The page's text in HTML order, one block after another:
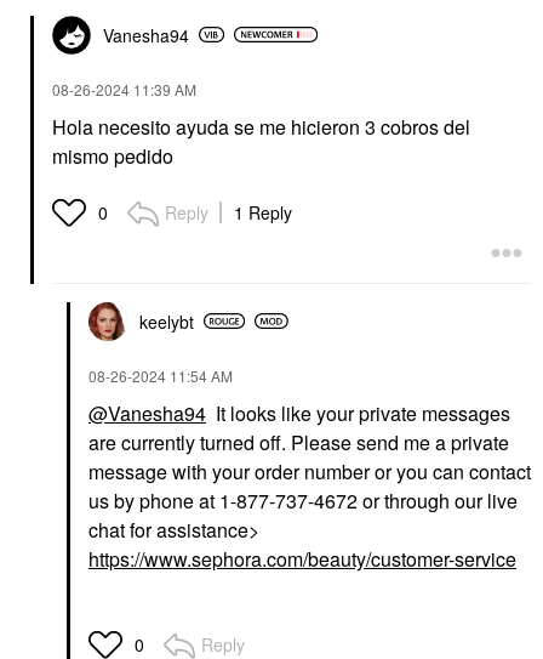
Vanesha94
‎08-26-2024 11:39 AM
Hola necesito ayuda se me hicieron 3 cobros del
mismo pedido
0 Reply 1 Reply
keelybt
‎08-26-2024 11:54 AM
@Vanesha94 It looks like your private messages
are currently turned off. Please send me a private
message with your order number or you can contact
us by phone at 1-877-737-4672 or through our live
chat for assistance>
https://www.sephora.com/beauty/customer-service
0 Reply